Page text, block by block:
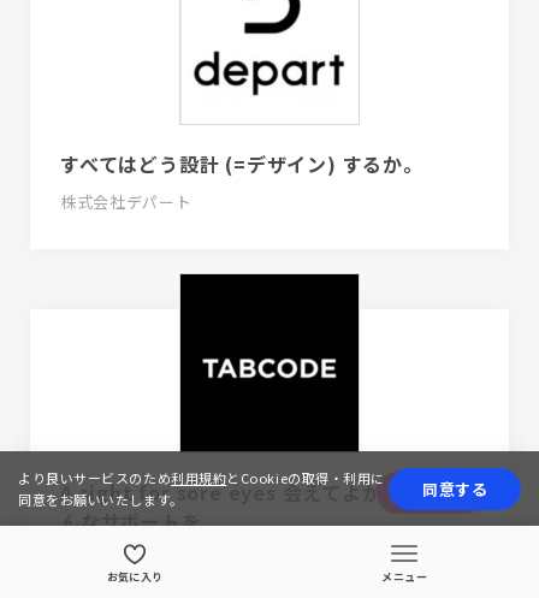
お気に入り メニュー
応募する
すべてはどう設計 (=デザイン) するか。
株式会社デパート
A sight for sore eyes 会えてよかった、そ
んなサポートを
株式会社タブコード
より良いサービスのため利用規約とCookieの取得・利用に
同意をお願いいたします。
同意する